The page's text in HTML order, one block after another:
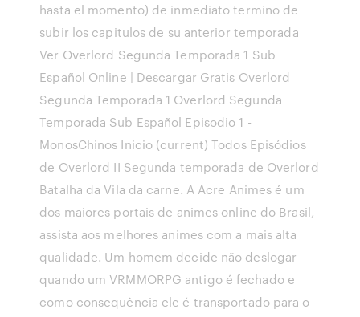
hasta el momento) de inmediato termino de
subir los capitulos de su anterior temporada
Ver Overlord Segunda Temporada 1 Sub
Español Online | Descargar Gratis Overlord
Segunda Temporada 1 Overlord Segunda
Temporada Sub Español Episodio 1 -
MonosChinos Inicio (current) Todos Episódios
de Overlord II Segunda temporada de Overlord
Batalha da Vila da carne. A Acre Animes é um
dos maiores portais de animes online do Brasil,
assista aos melhores animes com a mais alta
qualidade. Um homem decide não deslogar
quando um VRMMORPG antigo é fechado e
como consequência ele é transportado para o